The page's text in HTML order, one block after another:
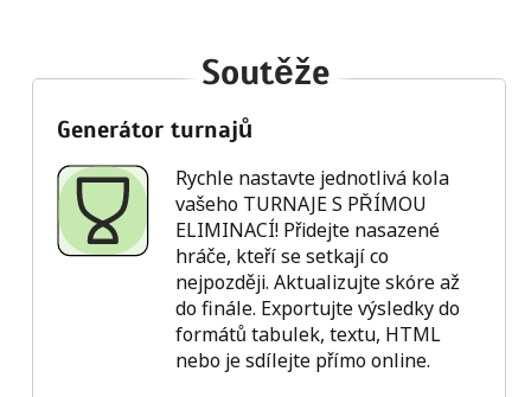
Soutěže
Generátor turnajů
Rychle nastavte jednotlivá kola
vašeho TURNAJE S PŘÍMOU
ELIMINACÍ! Přidejte nasazené
hráče, kteří se setkají co
nejpozději. Aktualizujte skóre až
do finále. Exportujte výsledky do
formátů tabulek, textu, HTML
nebo je sdílejte přímo online.